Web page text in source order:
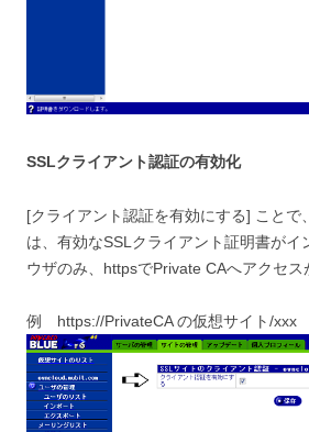
SSLクライアント認証の有効化
[クライアント認証を有効にする] ことで
は、有効なSSLクライアント証明書がイ
ウザのみ、httpsでPrivate CAへアクセス
例 https://PrivateCA の仮想サイト/xxx